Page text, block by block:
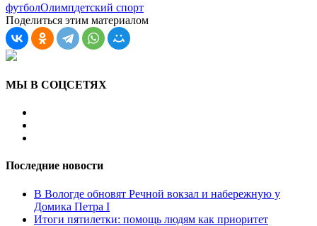
футболОлимпдетский спорт
Поделиться этим материалом
МЫ В СОЦСЕТЯХ
Последние новости
В Вологде обновят Речной вокзал и набережную у
Домика Петра I
Итоги пятилетки: помощь людям как приоритет